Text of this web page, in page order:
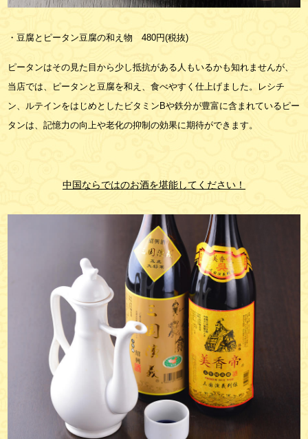
・豆腐とピータン豆腐の和え物480円(税抜)
ピータンはその見た目から少し抵抗がある人もいるかも知れませんが、
当店では、ピータンと豆腐を和え、食べやすく仕上げました。レシチ
ン、ルテインをはじめとしたビタミン Bや鉄分が豊富に含まれているピー
タンは、記憶力の向上や老化の抑制の効果に期待ができます。
中国ならではのお酒を堪能してください！